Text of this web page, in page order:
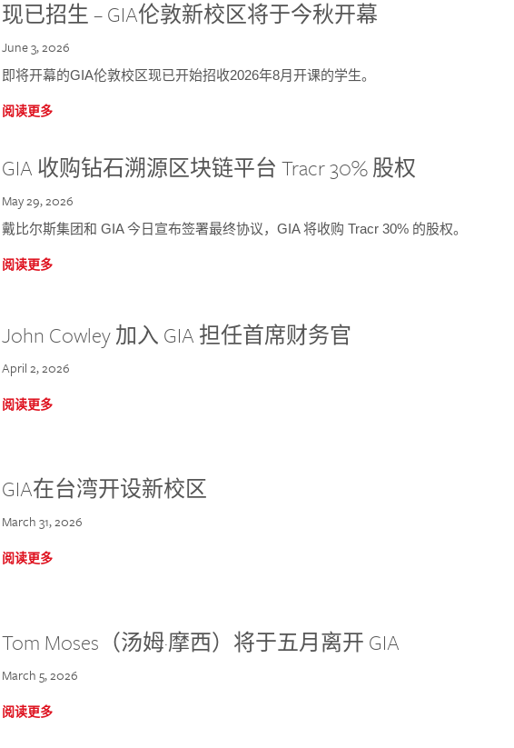
现已招生 – GIA伦敦新校区将于今秋开幕
June 3, 2026
即将开幕的GIA伦敦校区现已开始招收2026年8月开课的学生。
阅读更多
GIA 收购钻石溯源区块链平台 Tracr 30% 股权
May 29, 2026
戴比尔斯集团和 GIA 今日宣布签署最终协议，GIA 将收购 Tracr 30% 的股权。
阅读更多
John Cowley 加入 GIA 担任首席财务官
April 2, 2026
阅读更多
GIA在台湾开设新校区
March 31, 2026
阅读更多
Tom Moses（汤姆·摩西）将于五月离开 GIA
March 5, 2026
阅读更多